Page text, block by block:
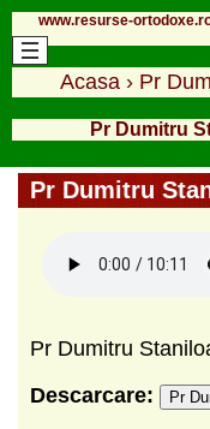
www.resurse-
Acasa › Pr
Pr Dumitru
Pr Dumitru
Pr Dumitru
Descarcare:
Pr